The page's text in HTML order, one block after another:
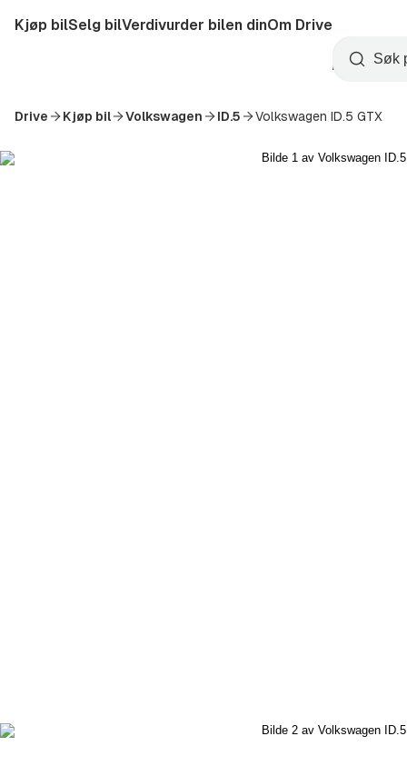
til
Startside
Kjøp bilSelg bilVerdivurder bilen dinOm Drive
Opprett
konto
Søk
Drive Kjøp bil Volkswagen ID.5 Volkswagen ID.5 GTX